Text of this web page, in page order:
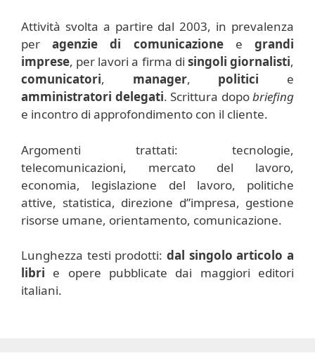
Attività svolta a partire dal 2003, in prevalenza
peragenzie di comunicazioneegrandi
imprese, per lavori a firma di singoli giornalisti,
comunicatori, manager, politici e
amministratori delegati. Scrittura dopobriefing
e incontro di approfondimento con il cliente.
Argomenti trattati: tecnologie,
telecomunicazioni, mercato del lavoro,
economia, legislazione del lavoro, politiche
attive, statistica, direzione d”impresa, gestione
risorse umane, orientamento, comunicazione.
Lunghezza testi prodotti: dal singolo articolo a
libri e opere pubblicate dai maggiori editori
italiani.